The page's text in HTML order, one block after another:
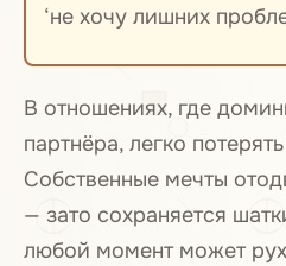
‘не хочу лишних
В отношениях, где
партнёра, легко
Собственные мечты
— зато сохраняется
любой момент может